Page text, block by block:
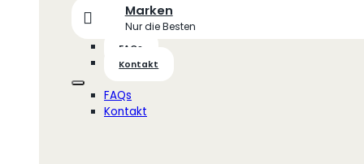
Marken
Nur die Besten
FAQs
Kontakt
FAQs
Kontakt